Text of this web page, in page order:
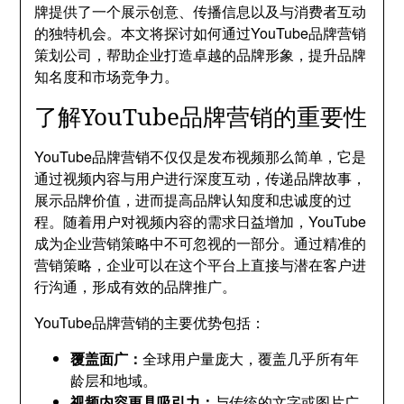
牌提供了一个展示创意、传播信息以及与消费者互动
的独特机会。本文将探讨如何通过YouTube品牌营销
策划公司，帮助企业打造卓越的品牌形象，提升品牌
知名度和市场竞争力。
了解YouTube品牌营销的重要性
YouTube品牌营销不仅仅是发布视频那么简单，它是
通过视频内容与用户进行深度互动，传递品牌故事，
展示品牌价值，进而提高品牌认知度和忠诚度的过
程。随着用户对视频内容的需求日益增加，YouTube
成为企业营销策略中不可忽视的一部分。通过精准的
营销策略，企业可以在这个平台上直接与潜在客户进
行沟通，形成有效的品牌推广。
YouTube品牌营销的主要优势包括：
覆盖面广：全球用户量庞大，覆盖几乎所有年
龄层和地域。